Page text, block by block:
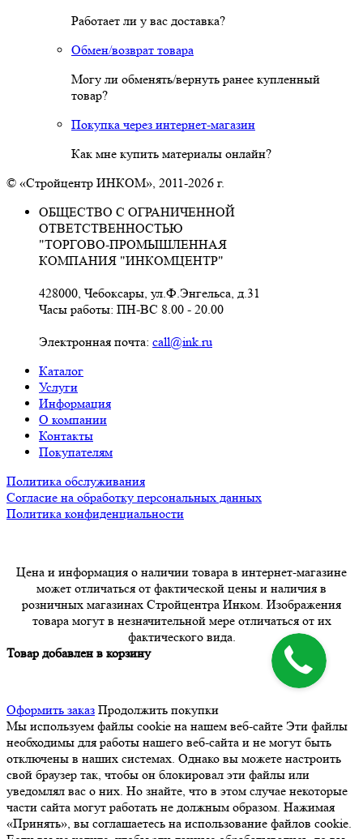
Работает ли у вас доставка?
Обмен/возврат товара
Могу ли обменять/вернуть ранее купленный
товар?
Покупка через интернет-магазин
Как мне купить материалы онлайн?
© «Стройцентр ИНКОМ», 2011-2026 г.
ОБЩЕСТВО С ОГРАНИЧЕННОЙ
ОТВЕТСТВЕННОСТЬЮ
"ТОРГОВО-ПРОМЫШЛЕННАЯ
КОМПАНИЯ "ИНКОМЦЕНТР"
428000, Чебоксары, ул.Ф.Энгельса, д.31
Часы работы: ПН-ВС 8.00 - 20.00
Электронная почта: call@ink.ru
Каталог
Услуги
Информация
О компании
Контакты
Покупателям
Политика обслуживания
Согласие на обработку персональных данных
Политика конфиденциальности
Цена и информация о наличии товара в интернет-магазине
может отличаться от фактической цены и наличия в
розничных магазинах Стройцентра Инком. Изображения
товара могут в незначительной мере отличаться от их
фактического вида.
Товар добавлен в корзину
Оформить заказ Продолжить покупки
Мы используем файлы cookie на нашем веб-сайте Эти файлы
необходимы для работы нашего веб-сайта и не могут быть
отключены в наших системах. Однако вы можете настроить
свой браузер так, чтобы он блокировал эти файлы или
уведомлял вас о них. Но знайте, что в этом случае некоторые
части сайта могут работать не должным образом. Нажимая
«Принять», вы соглашаетесь на использование файлов cookie.